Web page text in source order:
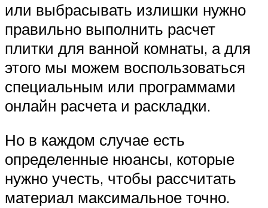
или выбрасывать излишки нужно
правильно выполнить расчет
плитки для ванной комнаты, а для
этого мы можем воспользоваться
специальным или программами
онлайн расчета и раскладки.
Но в каждом случае есть
определенные нюансы, которые
нужно учесть, чтобы рассчитать
материал максимальное точно.